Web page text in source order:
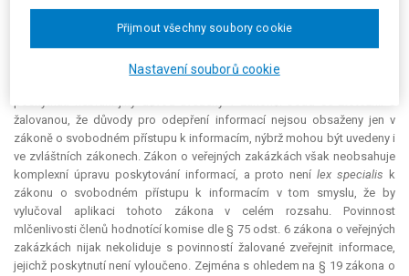
[5] Městský soud dále uvedl, že důvodem pro odepření informací
není ta skutečnost, že se požadované informace běžně nezveřejňují.
Stejně tak skutečnost, že zpráva hodnotící komise se poskytuje dle
zákona o veřejných zakázkách účastníkům, bez dalšího neznamená, že
žalovanou, že důvody pro odepření informací nejsou obsaženy jen v
zákoně o svobodném přístupu k informacím, nýbrž mohou být uvedeny i
ve zvláštních zákonech. Zákon o veřejných zakázkách však neobsahuje
komplexní úpravu poskytování informací, a proto nenílex specialis k
zákonu o svobodném přístupu k informacím v tom smyslu, že by
vylučoval aplikaci tohoto zákona v celém rozsahu. Povinnost
mlčenlivosti členů hodnotící komise dle § 75 odst. 6 zákona o veřejných
zakázkách nijak nekoliduje s povinností žalované zveřejnit informace,
jejichž poskytnutí není vyloučeno. Zejména s ohledem na § 19 zákona o
Nastavení souborů cookie
Přijmout všechny soubory cookie